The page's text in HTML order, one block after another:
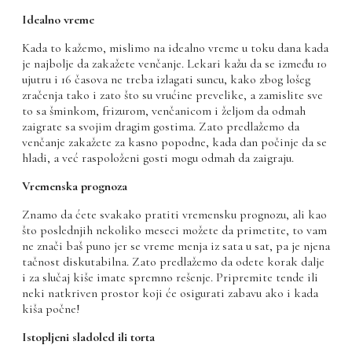
Idealno vreme
Kada to kažemo, mislimo na idealno vreme u toku dana kada
je najbolje da zakažete venčanje. Lekari kažu da se između 10
ujutru i 16 časova ne treba izlagati suncu, kako zbog lošeg
zračenja tako i zato što su vrućine prevelike, a zamislite sve
to sa šminkom, frizurom, venčanicom i željom da odmah
zaigrate sa svojim dragim gostima. Zato predlažemo da
venčanje zakažete za kasno popodne, kada dan počinje da se
hladi, a već raspoloženi gosti mogu odmah da zaigraju.
Vremenska prognoza
Znamo da ćete svakako pratiti vremensku prognozu, ali kao
što poslednjih nekoliko meseci možete da primetite, to vam
ne znači baš puno jer se vreme menja iz sata u sat, pa je njena
tačnost diskutabilna. Zato predlažemo da odete korak dalje
i za slučaj kiše imate spremno rešenje. Pripremite tende ili
neki natkriven prostor koji će osigurati zabavu ako i kada
kiša počne!
Istopljeni sladoled ili torta